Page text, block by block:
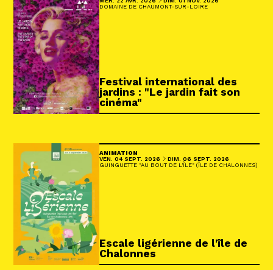
DOMAINE DE CHAUMONT-SUR-LOIRE
Festival international des
jardins : "Le jardin fait son
cinéma"
ANIMATION
DU
VENDREDI
VEN. 04 SEPTEMBRE
SEPT. 2026 AU
DIMANCHE
DIM. 06 SEPTEMBRE
SEPT.
2026
GUINGUETTE "AU BOUT DE L'ÎLE" (ÎLE DE CHALONNES)
Escale ligérienne de l'île de
Chalonnes